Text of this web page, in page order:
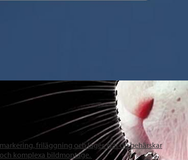
friläggning och lager. När du behärskar
komplexa bildmontage.